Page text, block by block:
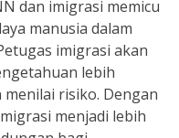
dan imigrasi memicu
manusia dalam
imigrasi akan
lebih
risiko. Dengan
menjadi lebih